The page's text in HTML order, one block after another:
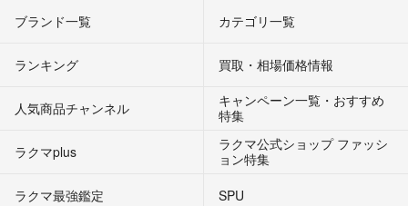
ブランド一覧 カテゴリ一覧
ランキング 買取・相場価格情報
人気商品チャンネル
キャンペーン一覧・おすすめ
特集
ラクマplus
ラクマ公式ショップ ファッシ
ョン特集
ラクマ最強鑑定
SPU